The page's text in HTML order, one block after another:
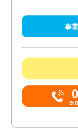
事